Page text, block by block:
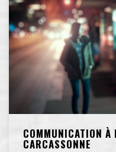
COMMUNICATION À
CARCASSONNE